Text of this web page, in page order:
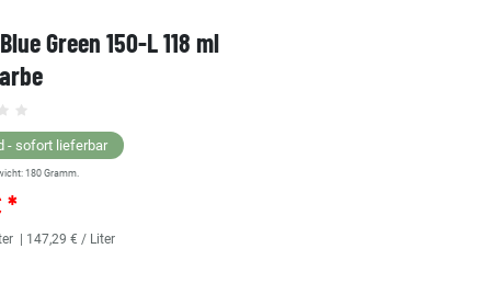
Green 150-L 118 ml
- sofort lieferbar
180 Gramm.
*
| 147,29 € / Liter